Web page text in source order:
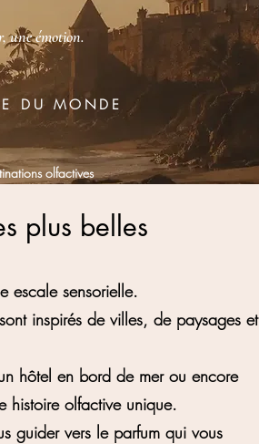
une émotion.
DU MONDE
olfactives
plus belles
escale sensorielle.
inspirés de villes, de paysages et
hôtel en bord de mer ou encore
histoire olfactive unique.
guider vers le parfum qui vous